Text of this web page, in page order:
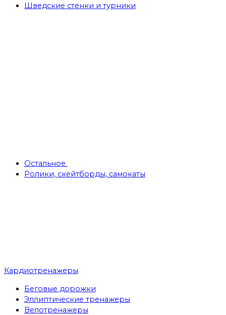
Шведские стенки и турники
Остальное
Ролики, скейтборды, самокаты
Кардиотренажеры
Беговые дорожки
Эллиптические тренажеры
Велотренажеры